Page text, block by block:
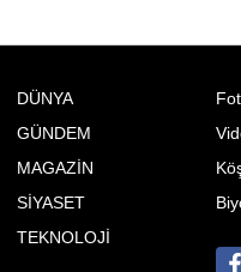
DÜNYA
GÜNDEM
MAGAZİN
SİYASET
TEKNOLOJİ